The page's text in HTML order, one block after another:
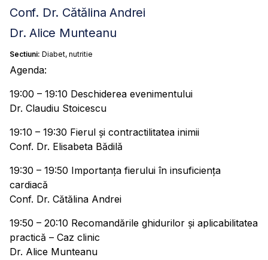
Conf. Dr. Cătălina Andrei
Dr. Alice Munteanu
Sectiuni: Diabet, nutritie
Agenda:
19:00 – 19:10 Deschiderea evenimentului
Dr. Claudiu Stoicescu
19:10 – 19:30 Fierul și contractilitatea inimii
Conf. Dr. Elisabeta Bădilă
19:30 – 19:50 Importanța fierului în insuficiența
cardiacă
Conf. Dr. Cătălina Andrei
19:50 – 20:10 Recomandările ghidurilor și aplicabilitatea
practică – Caz clinic
Dr. Alice Munteanu